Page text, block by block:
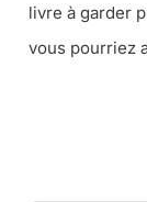
livre à garder
vous pourriez